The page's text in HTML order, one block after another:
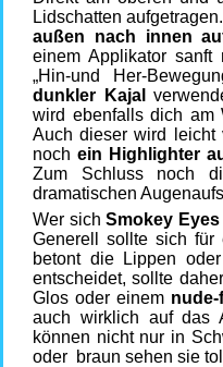
Lidschatten
außen nach innen
einem Applikator
„Hin-und Her-
dunkler Kajal
wird ebenfalls dich am
Auch dieser wird leicht
noch ein Highlighter
Zum Schluss noch
dramatischen
Wer sich Smokey Eyes
Generell sollte sich für
betont die Lippen
entscheidet, sollte
Glos oder einem
auch wirklich auf das
können nicht nur in
oder braun sehen sie